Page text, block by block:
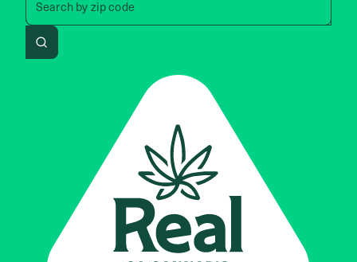
Search by zip code
Search